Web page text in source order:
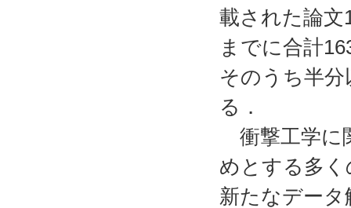
載された論文
までに合計
そのうち半
る．
衝撃工学に
めとする多
新たなデータ